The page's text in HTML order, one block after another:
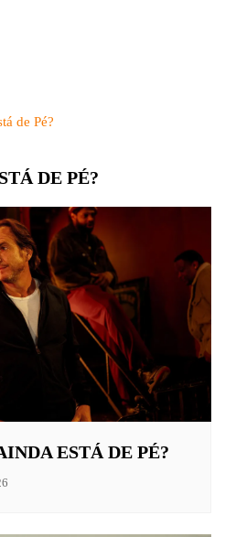
de Pé?
DE PÉ?
ESTÁ DE PÉ?